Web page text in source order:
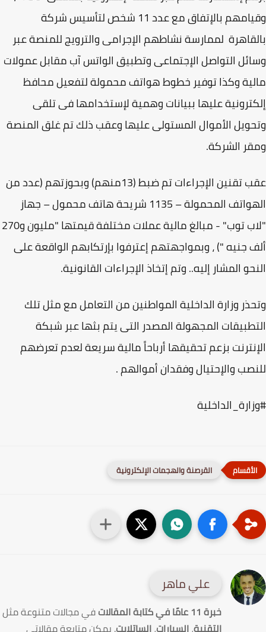
وقيامهم بالإتفاق مع عدد 11 شخص لتأسيس شركة
لممارسة نشاطهم الإجرامى والترويج للمنصة عبر
التواصل الإجتماعى وتطبيق الواتس آب مقابل عمولات
وكذا توفير خطوط هواتف محمولة لتفعيل محافظ
عليها ببيانات وهمية لإستخدامها فى تلقى
الأموال المستولى عليها وعقب ذلك تم غلق المنصة
الشركة.
عقب تقنين الإجراءات تم ضبط (13منهم) وبحوزتهم (عدد من
الهواتف المحمولة – 1135 شريحة هاتف محمول – جهاز
"لاب توب" - مبالغ مالية عملات مختلفة قيمتها "مليون و270
جنيه ") ، وبمواجهتهم إعترفوا بإرتكابهم الواقعة على
المشار إليه.. وتم إتخاذ الإجراءات القانونية.
وزارة الداخلية المواطنين من التعامل مع مثل تلك
المجهولة المصدر التى يتم بثها عبر شبكة
بزعم تحقيقها أرباحاً مالية سريعة لعدم تعرضهم
والإحتيال وفقدان أموالهم .
القرصنة والهجمات الإلكترونية
علي ماهر
خبرة 11 عامًا في كتابة المقالات
في مجالات متنوعة مثل
التقنية،السيارات،الساتلايت. يمكن متابعة مقالاتي